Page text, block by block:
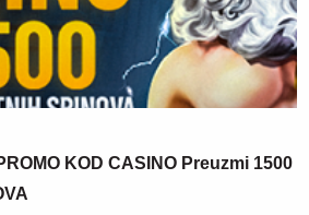
KOD CASINO Preuzmi 1500